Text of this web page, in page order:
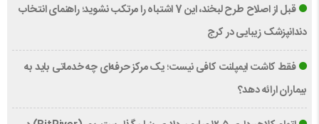
قبل از اصلاح طرح لبخند، این 7 اشتباه را مرتکب نشوید؛ راهنمای انتخاب
دندانپزشک زیبایی در کرج
فقط کاشت ایمپلنت کافی نیست؛ یک مرکز حرفه‌ای چه خدماتی باید به
بیماران ارائه دهد؟